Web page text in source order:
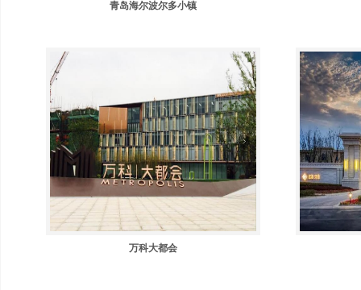
青岛海尔波尔多小镇
万科大都会